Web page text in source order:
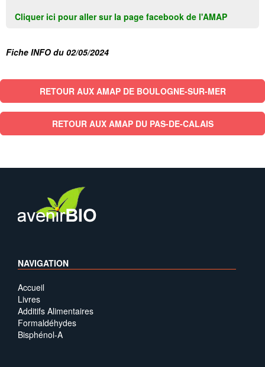
Cliquer ici pour aller sur la page facebook de l'AMAP
Fiche INFO du 02/05/2024
RETOUR AUX AMAP DE BOULOGNE-SUR-MER
RETOUR AUX AMAP DU PAS-DE-CALAIS
NAVIGATION
Accueil
Livres
Additifs Alimentaires
Formaldéhydes
Bisphénol-A